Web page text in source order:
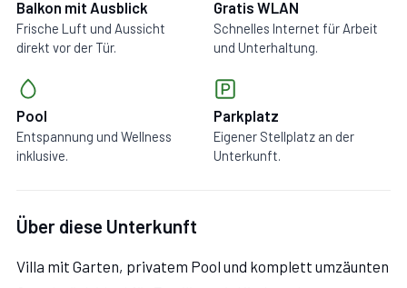
Balkon mit Ausblick
Frische Luft und Aussicht
direkt vor der Tür.
Gratis WLAN
Schnelles Internet für Arbeit
und Unterhaltung.
Pool
Entspannung und Wellness
inklusive.
Parkplatz
Eigener Stellplatz an der
Unterkunft.
Über diese Unterkunft
Villa mit Garten, privatem Pool und komplett umzäunten